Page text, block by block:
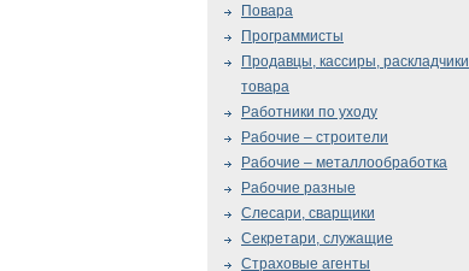
Повара
Программисты
Продавцы, кассиры, раскладчики
товара
Работники по уходу
Рабочие – строители
Рабочие – металлообработка
Рабочие разные
Слесари, сварщики
Секретари, служащие
Страховые агенты